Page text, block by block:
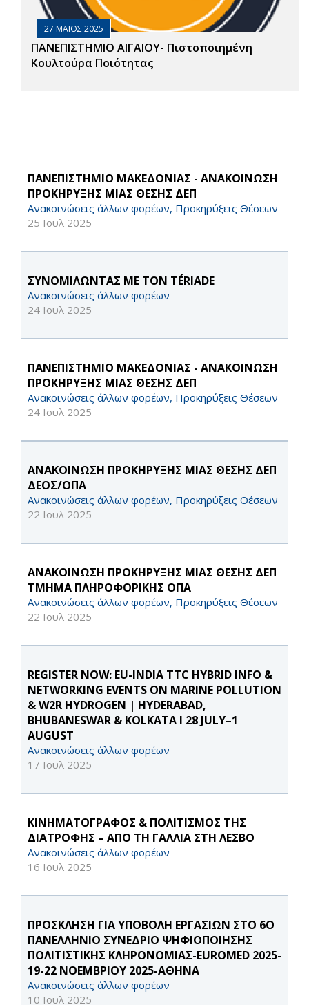
27 ΜΑΙΟΣ 2025
ΠΑΝΕΠΙΣΤΗΜΙΟ ΑΙΓΑΙΟΥ- Πιστοποιημένη
Κουλτούρα Ποιότητας
ΠΑΝΕΠΙΣΤΗΜΙΟ ΜΑΚΕΔΟΝΙΑΣ - ΑΝΑΚΟΙΝΩΣΗ
ΠΡΟΚΗΡΥΞΗΣ ΜΙΑΣ ΘΕΣΗΣ ΔΕΠ
Ανακοινώσεις άλλων φορέων, Προκηρύξεις Θέσεων
25 Ιουλ 2025
ΣΥΝΟΜΙΛΩΝΤΑΣ ΜΕ ΤΟΝ TÉRIADE
Ανακοινώσεις άλλων φορέων
24 Ιουλ 2025
ΠΑΝΕΠΙΣΤΗΜΙΟ ΜΑΚΕΔΟΝΙΑΣ - ΑΝΑΚΟΙΝΩΣΗ
ΠΡΟΚΗΡΥΞΗΣ ΜΙΑΣ ΘΕΣΗΣ ΔΕΠ
Ανακοινώσεις άλλων φορέων, Προκηρύξεις Θέσεων
24 Ιουλ 2025
ΑΝΑΚΟΙΝΩΣΗ ΠΡΟΚΗΡΥΞΗΣ ΜΙΑΣ ΘΕΣΗΣ ΔΕΠ
ΔΕΟΣ/ΟΠΑ
Ανακοινώσεις άλλων φορέων, Προκηρύξεις Θέσεων
22 Ιουλ 2025
ΑΝΑΚΟΙΝΩΣΗ ΠΡΟΚΗΡΥΞΗΣ ΜΙΑΣ ΘΕΣΗΣ ΔΕΠ
ΤΜΗΜΑ ΠΛΗΡΟΦΟΡΙΚΗΣ ΟΠΑ
Ανακοινώσεις άλλων φορέων, Προκηρύξεις Θέσεων
22 Ιουλ 2025
REGISTER NOW: EU-INDIA TTC HYBRID INFO &
NETWORKING EVENTS ON MARINE POLLUTION
& W2R HYDROGEN | HYDERABAD,
BHUBANESWAR & KOLKATA I 28 JULY–1
AUGUST
Ανακοινώσεις άλλων φορέων
17 Ιουλ 2025
ΚΙΝΗΜΑΤΟΓΡΑΦΟΣ & ΠΟΛΙΤΙΣΜΟΣ ΤΗΣ
ΔΙΑΤΡΟΦΗΣ – ΑΠΟ ΤΗ ΓΑΛΛΙΑ ΣΤΗ ΛΕΣΒΟ
Ανακοινώσεις άλλων φορέων
16 Ιουλ 2025
ΠΡΟΣΚΛΗΣΗ ΓΙΑ ΥΠΟΒΟΛΗ ΕΡΓΑΣΙΩΝ ΣΤΟ 6Ο
ΠΑΝΕΛΛΗΝΙΟ ΣΥΝΕΔΡΙΟ ΨΗΦΙΟΠΟΙΗΣΗΣ
ΠΟΛΙΤΙΣΤΙΚΗΣ ΚΛΗΡΟΝΟΜΙΑΣ-EUROMED 2025-
19-22 ΝΟΕΜΒΡΙΟΥ 2025-ΑΘΗΝΑ
Ανακοινώσεις άλλων φορέων
10 Ιουλ 2025